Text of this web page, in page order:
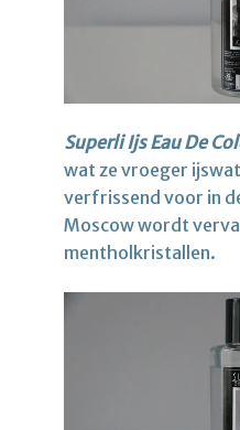
Superli Ijs Eau De
wat ze vroeger
verfrissend voor in
Moscow wordt
mentholkristallen.